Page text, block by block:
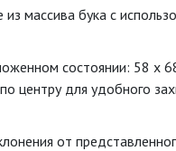
из массивабукас
состоянии: 58 х
по центрудля удобного
от